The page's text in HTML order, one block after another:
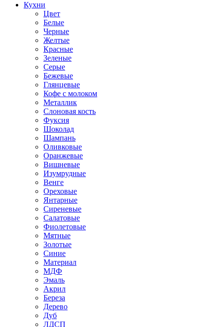
Кухни
Цвет
Белые
Черные
Желтые
Красные
Зеленые
Серые
Бежевые
Глянцевые
Кофе с молоком
Металлик
Слоновая кость
Фуксия
Шоколад
Шампань
Оливковые
Оранжевые
Вишневые
Изумрудные
Венге
Ореховые
Янтарные
Сиреневые
Салатовые
Фиолетовые
Мятные
Золотые
Синие
Материал
МДФ
Эмаль
Акрил
Береза
Дерево
Дуб
ЛДСП